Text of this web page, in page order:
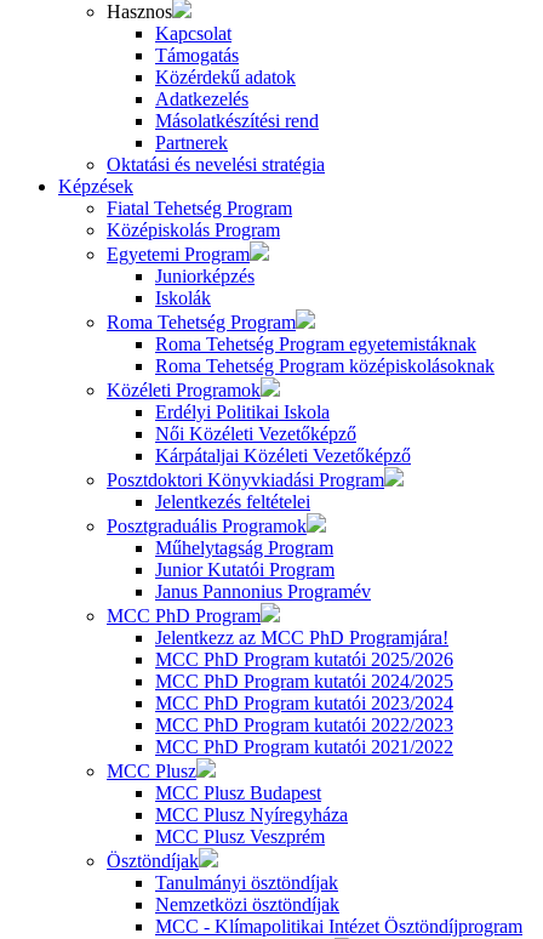
Hasznos
Kapcsolat
Támogatás
Közérdekű adatok
Adatkezelés
Másolatkészítési rend
Partnerek
Oktatási és nevelési stratégia
Képzések
Fiatal Tehetség Program
Középiskolás Program
Egyetemi Program
Juniorképzés
Iskolák
Roma Tehetség Program
Roma Tehetség Program egyetemistáknak
Roma Tehetség Program középiskolásoknak
Közéleti Programok
Erdélyi Politikai Iskola
Női Közéleti Vezetőképző
Kárpátaljai Közéleti Vezetőképző
Posztdoktori Könyvkiadási Program
Jelentkezés feltételei
Posztgraduális Programok
Műhelytagság Program
Junior Kutatói Program
Janus Pannonius Programév
MCC PhD Program
Jelentkezz az MCC PhD Programjára!
MCC PhD Program kutatói 2025/2026
MCC PhD Program kutatói 2024/2025
MCC PhD Program kutatói 2023/2024
MCC PhD Program kutatói 2022/2023
MCC PhD Program kutatói 2021/2022
MCC Plusz
MCC Plusz Budapest
MCC Plusz Nyíregyháza
MCC Plusz Veszprém
Ösztöndíjak
Tanulmányi ösztöndíjak
Nemzetközi ösztöndíjak
MCC - Klímapolitikai Intézet Ösztöndíjprogram